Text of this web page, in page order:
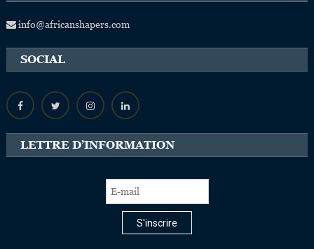
info@africanshapers.com
SOCIAL
LETTRE D’INFORMATION
S'inscrire